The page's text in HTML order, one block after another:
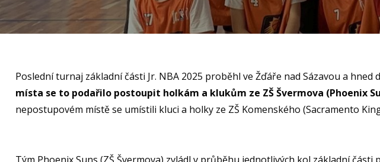
Poslední turnaj základní části Jr. NBA 2025 proběhl ve Žďáře nad Sázavou a
místa se to podařilo postoupit holkám a klukům ze ZŠ Švermova (Phoenix
nepostupovém místě se umístili kluci a holky ze ZŠ Komenského (Sacramento